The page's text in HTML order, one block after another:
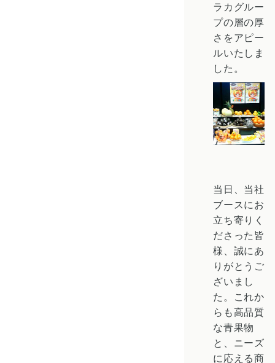
ラカグルー
プの層の厚
さをアピー
ルいたしま
した。
当日、当社
ブースにお
立ち寄りく
ださった皆
様、誠にあ
りがとうご
ざいまし
た。これか
らも高品質
な青果物
と、ニーズ
に応える商